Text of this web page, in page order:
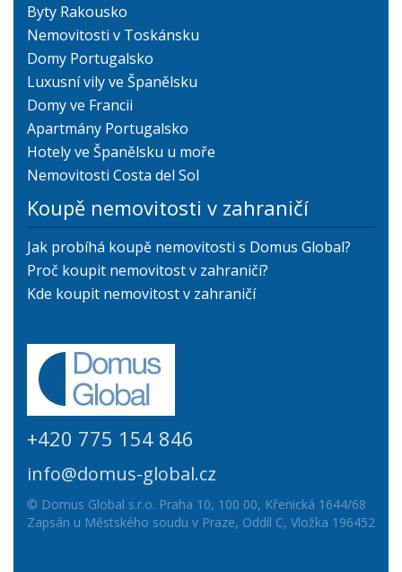
Byty Rakousko
Nemovitosti v Toskánsku
Domy Portugalsko
Luxusní vily ve Španělsku
Domy ve Francii
Apartmány Portugalsko
Hotely ve Španělsku u moře
Nemovitosti Costa del Sol
Koupě nemovitosti v zahraničí
Jak probíhá koupě nemovitosti s Domus Global?
Proč koupit nemovitost v zahraničí?
Kde koupit nemovitost v zahraničí
+420 775 154 846
info@domus-global.cz
© Domus Global s.r.o. Praha 10, 100 00, Křenická 1644/68
Zapsán u Městského soudu v Praze, Oddíl C, Vložka 196452